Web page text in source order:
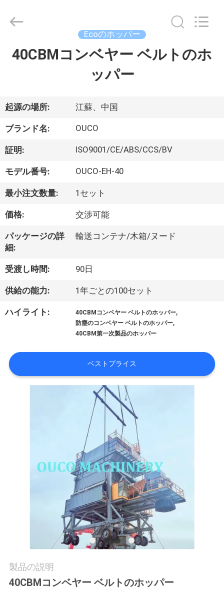
家
製
品
ビ
デ
VR
シ
ョ
ー
た
し
ツ
ア
2020
INTERNATIONAL
GROUP
Ecoのホッパー
40CBMコンベヤー ベルトのホ
ッパー
起源の場所: 江蘇、中国
ブランド名: OUCO
証明: ISO9001/CE/ABS/CCS/BV
モデル番号: OUCO-EH-40
最小注文数量: 1セット
価格: 交渉可能
パッケージの詳
細:
輸送コンテナ/木箱/ヌード
受渡し時間: 90日
供給の能力: 1年ごとの100セット
ハイライト: 40CBMコンベヤー ベルトのホッパー,
防塵のコンベヤー ベルトのホッパー,
40CBM第一次製品のホッパー
ベストプライス
製品の説明
40CBMコンベヤー ベルトのホッパー